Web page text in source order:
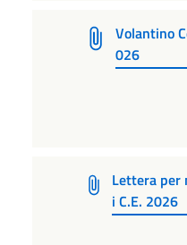
Volantino
026
Lettera per
i C.E. 2026